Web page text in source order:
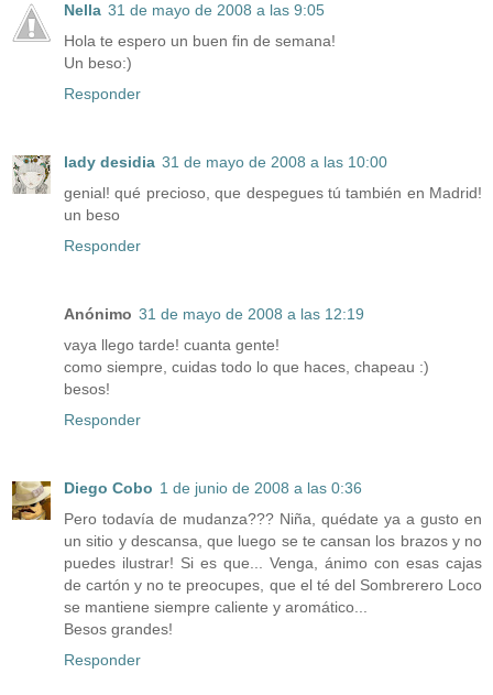
Nella 31 de mayo de 2008 a las 9:05
Hola te espero un buen fin de semana!
Un beso:)
Responder
lady desidia 31 de mayo de 2008 a las 10:00
genial! qué precioso, que despegues tú también en Madrid!
un beso
Responder
Anónimo 31 de mayo de 2008 a las 12:19
vaya llego tarde! cuanta gente!
como siempre, cuidas todo lo que haces, chapeau :)
besos!
Responder
Diego Cobo 1 de junio de 2008 a las 0:36
Pero todavía de mudanza??? Niña, quédate ya a gusto en
un sitio y descansa, que luego se te cansan los brazos y no
puedes ilustrar! Si es que... Venga, ánimo con esas cajas
de cartón y no te preocupes, que el té del Sombrerero Loco
se mantiene siempre caliente y aromático...
Besos grandes!
Responder